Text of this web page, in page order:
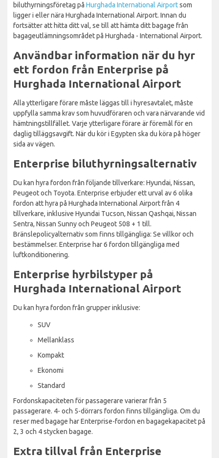
biluthyrningsföretag på Hurghada International Airportsom
ligger i eller nära Hurghada International Airport. Innan du
fortsätter att hitta ditt val, se till att hämta ditt bagage från
bagageutlämningsområdet på Hurghada - International Airport.
Användbar information när du hyr
ett fordon från Enterprise på
Hurghada International Airport
Alla ytterligare förare måste läggas till i hyresavtalet, måste
uppfylla samma krav som huvudföraren och vara närvarande vid
hämtningstillfället. Varje ytterligare förare är föremål för en
daglig tilläggsavgift. När du kör i Egypten ska du köra på höger
sida av vägen.
Enterprise biluthyrningsalternativ
Du kan hyra fordon från följande tillverkare: Hyundai, Nissan,
Peugeot och Toyota. Enterprise erbjuder ett urval av 6 olika
fordon att hyra på Hurghada International Airport från 4
tillverkare, inklusive Hyundai Tucson, Nissan Qashqai, Nissan
Sentra, Nissan Sunny och Peugeot 508 + 1 till.
Bränslepolicyalternativ som finns tillgängliga: Se villkor och
bestämmelser. Enterprise har 6 fordon tillgängliga med
luftkonditionering.
Enterprise hyrbilstyper på
Hurghada International Airport
Du kan hyra fordon från grupper inklusive:
SUV
Mellanklass
Kompakt
Ekonomi
Standard
Fordonskapaciteten för passagerare varierar från 5
passagerare. 4- och 5-dörrars fordon finns tillgängliga. Om du
reser med bagage har Enterprise-fordon en bagagekapacitet på
2, 3 och 4 stycken bagage.
Extra tillval från Enterprise